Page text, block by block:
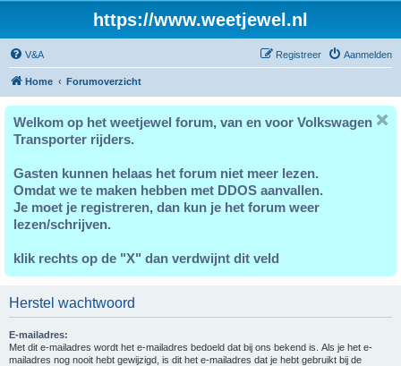
https://www.weetjewel.nl
V&A Aanmelden
Registreer
Home Forumoverzicht
Welkom op het weetjewel forum, van en voor Volkswagen
Transporter rijders.
Gasten kunnen helaas het forum niet meer lezen.
Omdat we te maken hebben met DDOS aanvallen.
Je moet je registreren, dan kun je het forum weer
lezen/schrijven.
klik rechts op de "X" dan verdwijnt dit veld
Herstel wachtwoord
E-mailadres:
Met dit e-mailadres wordt het e-mailadres bedoeld dat bij ons bekend is. Als je het e-
mailadres nog nooit hebt gewijzigd, is dit het e-mailadres dat je hebt gebruikt bij de